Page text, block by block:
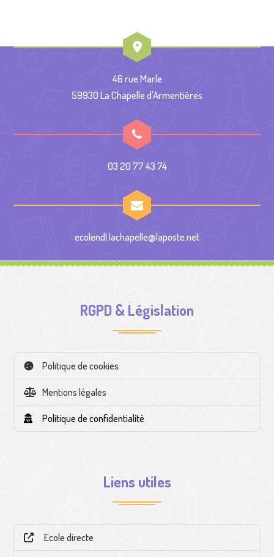
46 rue Marle
59930 La Chapelle d'Armentières
03 20 77 43 74
ecolendl.lachapelle@laposte.net
RGPD & Législation
Politique de cookies
Mentions légales
Politique de confidentialité
Liens utiles
Ecole directe